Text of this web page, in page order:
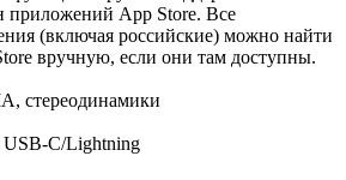
приложений App Store. Все
(включая российские) можно найти
вручную, если они там доступны.
стереодинамики
USB‑C/Lightning